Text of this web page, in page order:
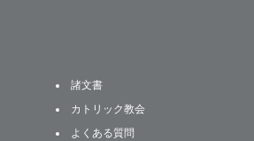
諸文書
カトリック教会
よくある質問